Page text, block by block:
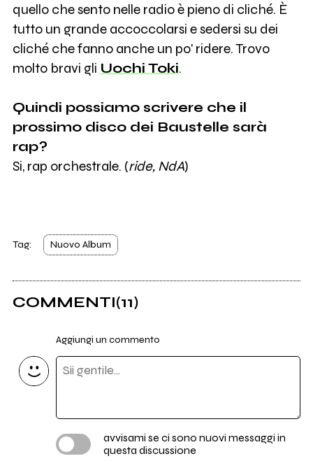
quello che sento nelle radio è pieno di cliché. È
tutto un grande accoccolarsi e sedersi su dei
cliché che fanno anche un po' ridere. Trovo
molto bravi gli Uochi Toki.
Quindi possiamo scrivere che il
prossimo disco dei Baustelle sarà
rap?
Si, rap orchestrale. (ride, NdA)
Tag: Nuovo Album
COMMENTI(11)
Aggiungi un commento
avvisami se ci sono nuovi messaggi in
questa discussione